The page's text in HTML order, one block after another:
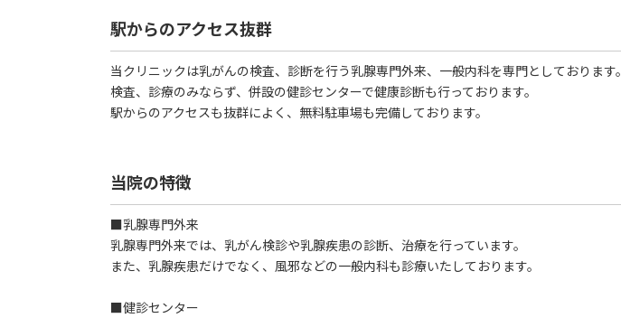
駅からのアクセス抜群
当クリニックは乳がんの検査、診断を行う乳腺専門外来、一般内科を専門としております。
検査、診療のみならず、併設の健診センターで健康診断も行っております。
駅からのアクセスも抜群によく、無料駐車場も完備しております。
当院の特徴
■乳腺専門外来
乳腺専門外来では、乳がん検診や乳腺疾患の診断、治療を行っています。
また、乳腺疾患だけでなく、風邪などの一般内科も診療いたしております。
■健診センター